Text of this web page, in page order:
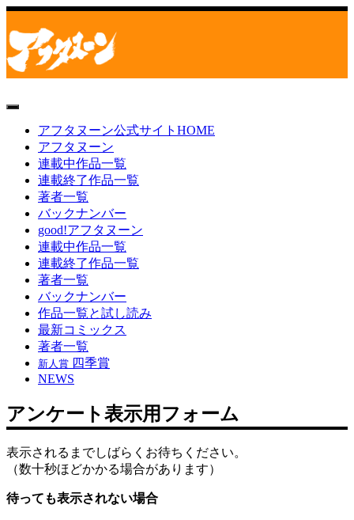
toggle
navigationアフタヌーン公式サイトHOME
アフタヌーン
連載中作品一覧
連載終了作品一覧
著者一覧
バックナンバー
good!アフタヌーン
連載中作品一覧
連載終了作品一覧
著者一覧
バックナンバー
作品一覧と試し読み
最新コミックス
著者一覧
新人賞 四季賞
NEWS
アンケート表示用フォーム
表示されるまでしばらくお待ちください。
（数十秒ほどかかる場合があります）
待っても表示されない場合